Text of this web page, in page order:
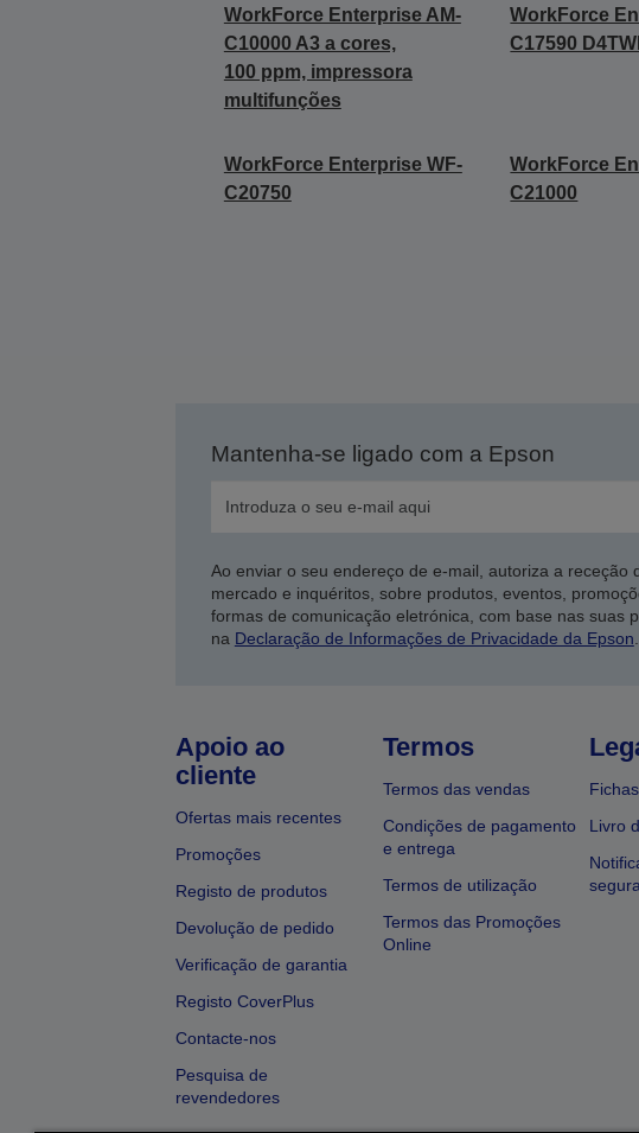
WorkForce Enterprise AM-
C10000 A3 a cores,
100 ppm, impressora
multifunções
WorkForce
C17590
WorkForce Enterprise WF-
C20750
WorkForce
C21000
Mantenha-se ligado com a Epson
Ao enviar o seu endereço de e-mail, autoriza a
mercado e inquéritos, sobre produtos, eventos,
formas de comunicação eletrónica, com base nas suas
na Declaração de Informações de Privacidade da Epson
Apoio ao
cliente
Ofertas mais recentes
Promoções
Registo de produtos
Devolução de pedido
Verificação de garantia
Registo CoverPlus
Contacte-nos
Pesquisa de
revendedores
Termos
Termos das vendas
Condições de pagamento
e entrega
Termos de utilização
Termos das Promoções
Online
Livro